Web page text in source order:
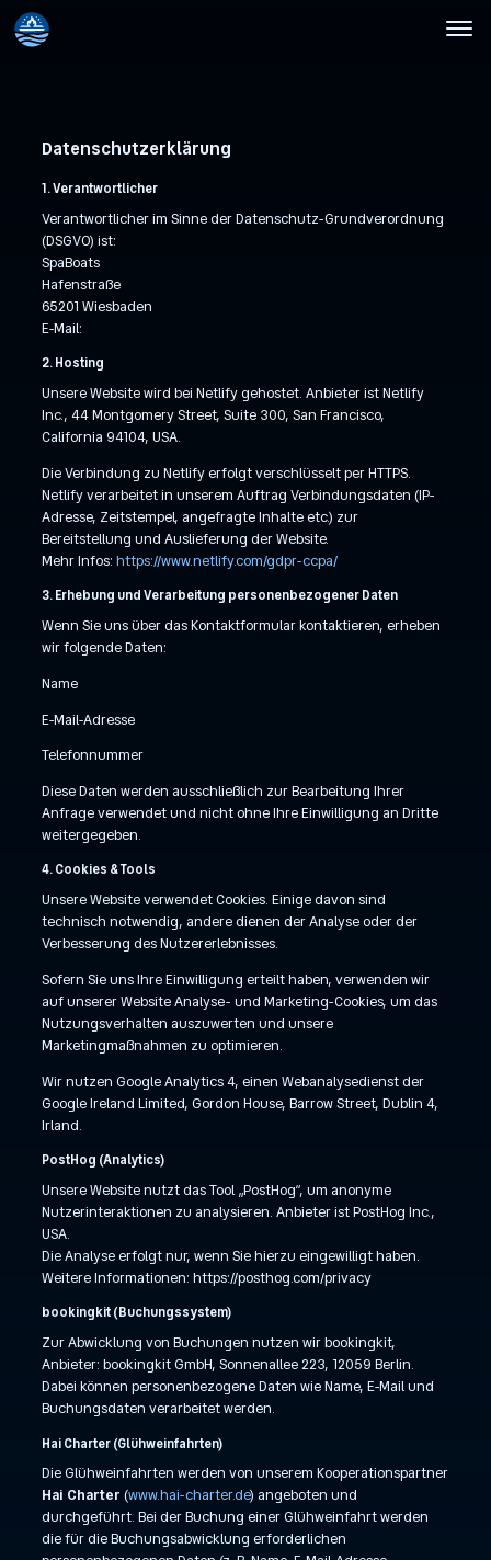
Datenschutzerklärung
1. Verantwortlicher
Verantwortlicher im Sinne der Datenschutz-Grundverordnung
(DSGVO) ist:
SpaBoats
Hafenstraße
65201 Wiesbaden
E-Mail:
2. Hosting
Unsere Website wird bei Netlify gehostet. Anbieter ist Netlify
Inc., 44 Montgomery Street, Suite 300, San Francisco,
California 94104, USA.
Die Verbindung zu Netlify erfolgt verschlüsselt per HTTPS.
Netlify verarbeitet in unserem Auftrag Verbindungsdaten (IP-
Adresse, Zeitstempel, angefragte Inhalte etc.) zur
Bereitstellung und Auslieferung der Website.
Mehr Infos:https://www.netlify.com/gdpr-ccpa/
3. Erhebung und Verarbeitung personenbezogener Daten
Wenn Sie uns über das Kontaktformular kontaktieren, erheben
wir folgende Daten:
Name
E-Mail-Adresse
Telefonnummer
Diese Daten werden ausschließlich zur Bearbeitung Ihrer
Anfrage verwendet und nicht ohne Ihre Einwilligung an Dritte
weitergegeben.
4. Cookies & Tools
Unsere Website verwendet Cookies. Einige davon sind
technisch notwendig, andere dienen der Analyse oder der
Verbesserung des Nutzererlebnisses.
Sofern Sie uns Ihre Einwilligung erteilt haben, verwenden wir
auf unserer Website Analyse- und Marketing-Cookies, um das
Nutzungsverhalten auszuwerten und unsere
Marketingmaßnahmen zu optimieren.
Wir nutzen Google Analytics 4, einen Webanalysedienst der
Google Ireland Limited, Gordon House, Barrow Street, Dublin 4,
Irland.
PostHog (Analytics)
Unsere Website nutzt das Tool „PostHog“, um anonyme
Nutzerinteraktionen zu analysieren. Anbieter ist PostHog Inc.,
USA.
Die Analyse erfolgt nur, wenn Sie hierzu eingewilligt haben.
Weitere Informationen: https://posthog.com/privacy
bookingkit (Buchungssystem)
Zur Abwicklung von Buchungen nutzen wir bookingkit,
Anbieter: bookingkit GmbH, Sonnenallee 223, 12059 Berlin.
Dabei können personenbezogene Daten wie Name, E-Mail und
Buchungsdaten verarbeitet werden.
Hai Charter (Glühweinfahrten)
Die Glühweinfahrten werden von unserem Kooperationspartner
Hai Charter (www.hai-charter.de) angeboten und
durchgeführt. Bei der Buchung einer Glühweinfahrt werden
die für die Buchungsabwicklung erforderlichen